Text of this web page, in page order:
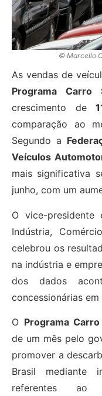
© Marcello
As vendas de
Programa Carro
crescimento de
comparação ao
Segundo a
Veículos
mais significativa
junho, com um
O vice-presidente
Indústria,
celebrou os
na indústria e
dos dados
concessionárias
O Programa
de um mês pelo
promover a
Brasil mediante
referentes ao